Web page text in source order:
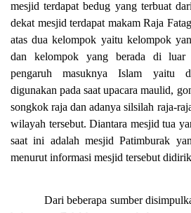
mesjid terdapat bedug yang terbuat
dekat mesjid terdapat makam Raja
atas dua kelompok yaitu kelompok
dan kelompok yang berada di
pengaruh masuknya Islam yaitu
digunakan pada saat upacara maulid,
songkok raja dan adanya silsilah raja-
wilayah tersebut. Diantara mesjid tua
saat ini adalah mesjid Patimburak
menurut informasi mesjid tersebut
Dari beberapa sumber